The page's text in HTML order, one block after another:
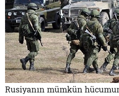
Rusiyanın mümkün